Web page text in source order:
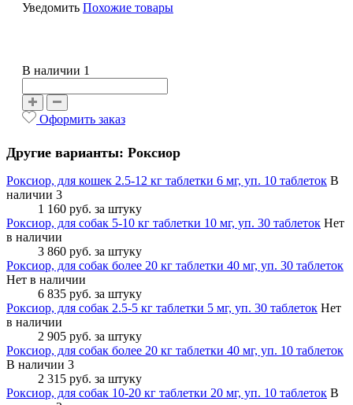
Уведомить Похожие товары
В наличии 1
Оформить заказ
Другие варианты: Роксиор
Роксиор, для кошек 2.5-12 кг таблетки 6 мг, уп. 10 таблеток В
наличии 3
1 160 руб. за штуку
Роксиор, для собак 5-10 кг таблетки 10 мг, уп. 30 таблеток Нет
в наличии
3 860 руб. за штуку
Роксиор, для собак более 20 кг таблетки 40 мг, уп. 30 таблеток
Нет в наличии
6 835 руб. за штуку
Роксиор, для собак 2.5-5 кг таблетки 5 мг, уп. 30 таблеток Нет
в наличии
2 905 руб. за штуку
Роксиор, для собак более 20 кг таблетки 40 мг, уп. 10 таблеток
В наличии 3
2 315 руб. за штуку
Роксиор, для собак 10-20 кг таблетки 20 мг, уп. 10 таблеток В